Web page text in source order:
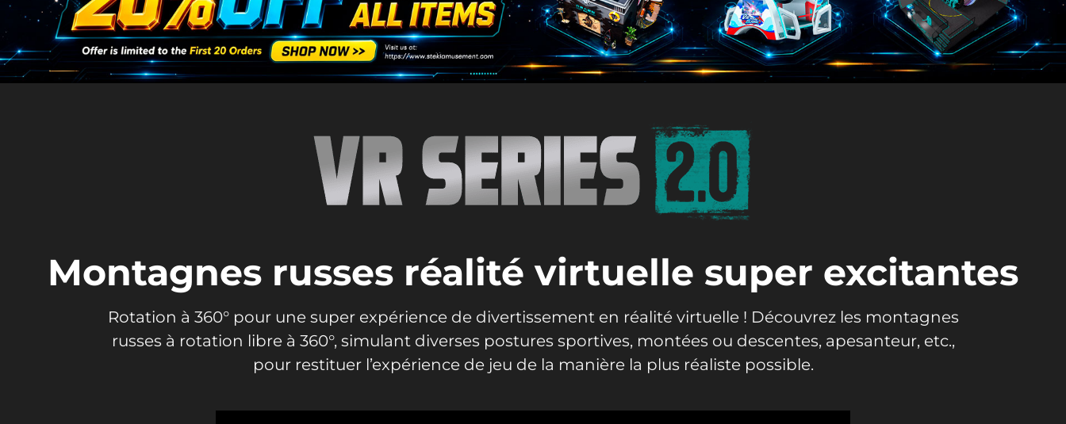
Montagnes russes réalité virtuelle super excitantes
Rotation à 360° pour une super expérience de divertissement en réalité virtuelle ! Découvrez les montagnes
russes à rotation libre à 360°, simulant diverses postures sportives, montées ou descentes, apesanteur, etc.,
pour restituer l’expérience de jeu de la manière la plus réaliste possible.